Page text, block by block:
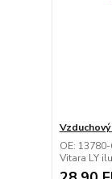
OE:
Vitara LY